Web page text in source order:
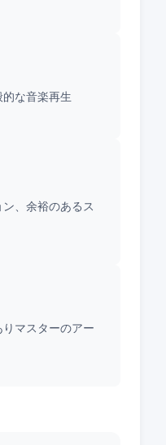
な音楽再生
、余裕のあるス
マスターのアー